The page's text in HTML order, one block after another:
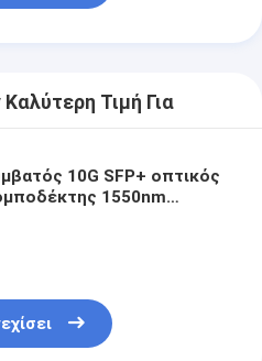
Τιμή Για
10G SFP+ οπτικός
1550nm